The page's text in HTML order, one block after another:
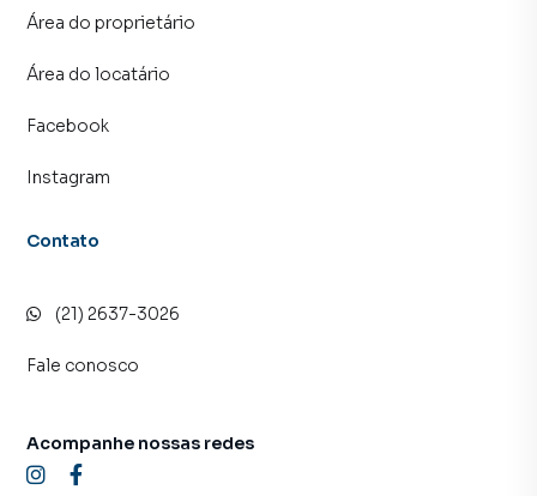
inquilinos.
Área do proprietário
Área do locatário
Facebook
Instagram
Contato
(21) 2637-3026
Fale conosco
Acompanhe nossas redes